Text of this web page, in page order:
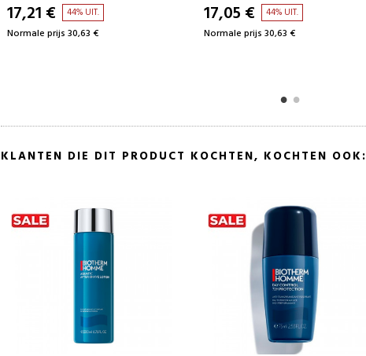
17,05 €
Normale prijs 30,63 €
17,05 €
Normale prijs 31,70 €
KLANTEN DIE DIT PRODUCT KOCHTEN, KOCHTEN OOK: